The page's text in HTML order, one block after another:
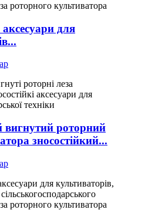
аксесуари для
вигнутий роторний
зносостійкий...